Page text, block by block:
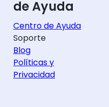
de Ayuda
Centro de Ayuda
Soporte
Blog
Políticas y
Privacidad